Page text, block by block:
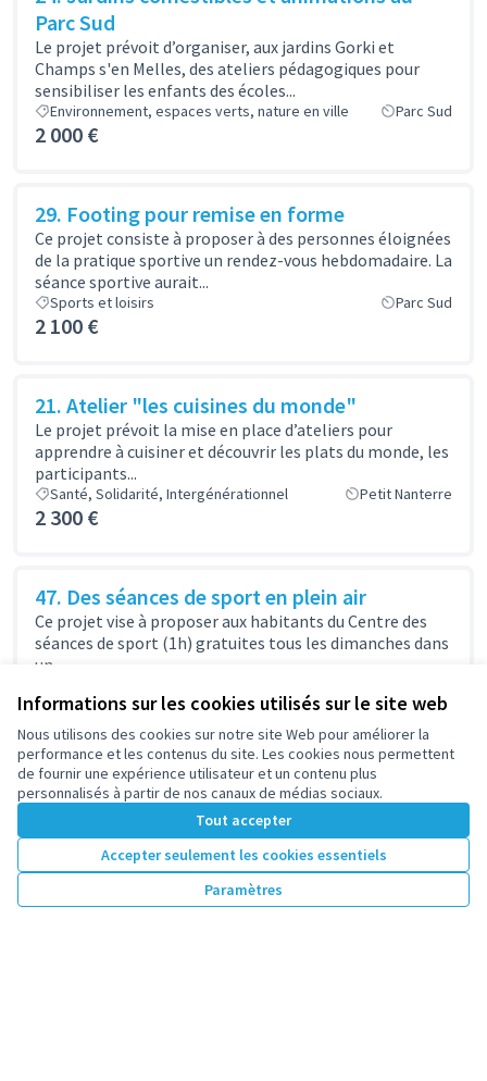
Informations sur les cookies utilisés sur le site web
Nous utilisons des cookies sur notre site Web pour améliorer la
performance et les contenus du site. Les cookies nous permettent
de fournir une expérience utilisateur et un contenu plus
personnalisés à partir de nos canaux de médias sociaux.
Tout accepter
Accepter seulement les cookies essentiels
Paramètres
Parc Sud
Le projet prévoit d’organiser, aux jardins Gorki et
Champs s'en Melles, des ateliers pédagogiques pour
sensibiliser les enfants des écoles...
Environnement, espaces verts, nature en ville Parc Sud
2 000 €
29. Footing pour remise en forme
Ce projet consiste à proposer à des personnes éloignées
de la pratique sportive un rendez-vous hebdomadaire. La
séance sportive aurait...
Sports et loisirs Parc Sud
2 100 €
21. Atelier "les cuisines du monde"
Le projet prévoit la mise en place d’ateliers pour
apprendre à cuisiner et découvrir les plats du monde, les
participants...
Santé, Solidarité, Intergénérationnel Petit Nanterre
2 300 €
47. Des séances de sport en plein air
Ce projet vise à proposer aux habitants du Centre des
séances de sport (1h) gratuites tous les dimanches dans
un...
2 500 €
Résultats par page : 25
3 … 7